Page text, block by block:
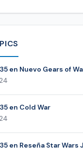
en Nuevo Gears of
en Cold War
en Reseña Star Wars